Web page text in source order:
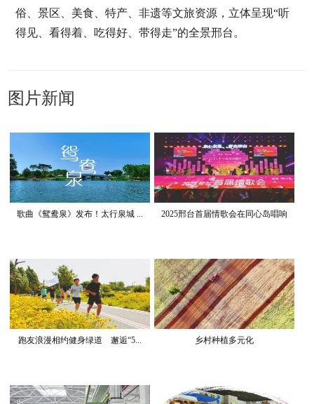
俗、景区、美食、特产、非遗等文旅资源，立体呈现“听
得见、看得着、吃得好、带得走”的全景邢台。
图片新闻
歌曲《鸳鸯泉》发布！太行泉城 ... 2025邢台首届情歌会在同心岛唱响
跑友浪漫相约健身绿道 邂逅“5... 乡村种植多元化